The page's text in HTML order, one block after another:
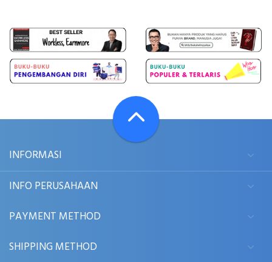
INFORMASI
INFO PERUSAHAAN
PAYMENT METHOD
SHIPPING METHOD